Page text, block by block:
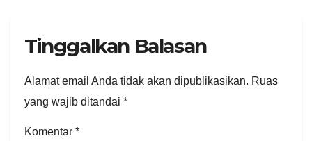
Tinggalkan Balasan
Alamat email Anda tidak akan dipublikasikan. Ruas
yang wajib ditandai *
Komentar *